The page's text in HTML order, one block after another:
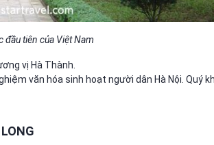
đầu tiên của Việt Nam
vị Hà Thành.
văn hóa sinh hoạt người dân Hà Nội. Quý